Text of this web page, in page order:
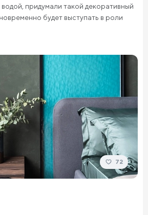
придумали такой декоративный
будет выступать в роли
72